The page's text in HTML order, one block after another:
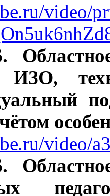
video/
ИЗО,
video/